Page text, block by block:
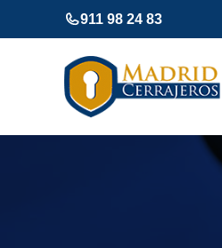
al
911 98 24 83